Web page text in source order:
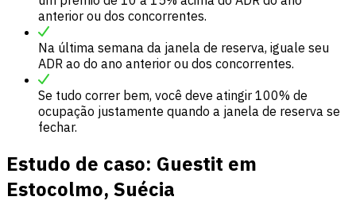
anterior ou dos concorrentes.
Na última semana da janela de reserva, iguale seu
ADR ao do ano anterior ou dos concorrentes.
Se tudo correr bem, você deve atingir 100% de
ocupação justamente quando a janela de reserva se
fechar.
Estudo de caso: Guestit em
Estocolmo, Suécia